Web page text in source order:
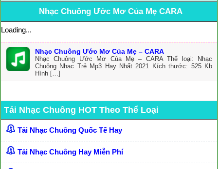
Nhạc Chuông Ước Mơ Của Mẹ CARA
Loading...
Nhạc Chuông Ước Mơ Của Mẹ – CARA
Nhạc Chuông Ước Mơ Của Mẹ – CARA Thể loại: Nhạc
Chuông Nhạc Trẻ Mp3 Hay Nhất 2021 Kích thước: 525 Kb
Hình […]
Tải Nhạc Chuông HOT Theo Thể Loại
Tải Nhạc Chuông Quốc Tế Hay
Tải Nhạc Chuông Hay Miễn Phí